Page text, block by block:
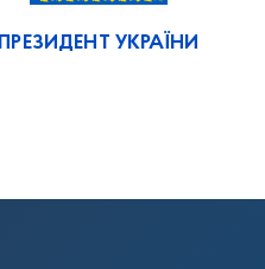
ПРЕЗИДЕНТ УКРАЇНИ